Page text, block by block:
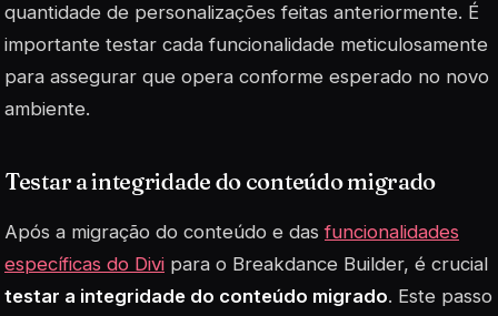
quantidade de personalizações feitas anteriormente. É
importante testar cada funcionalidade meticulosamente
para assegurar que opera conforme esperado no novo
ambiente.
Testar a integridade do conteúdo migrado
Após a migração do conteúdo e dasfuncionalidades
específicas do Divi para o Breakdance Builder, é crucial
testar a integridade do conteúdo migrado. Este passo